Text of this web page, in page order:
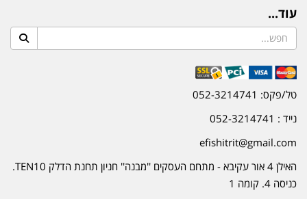
עוד...
טל/פקס: 052-3214741
נייד : 052-3214741
efishitrit@gmail.com
האילן 4 אור עקיבא - מתחם העסקים ''מבנה'' חניון תחנת הדלק TEN10.
כניסה 4. קומה 1